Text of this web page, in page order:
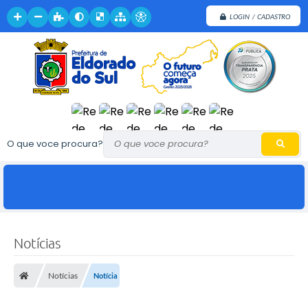
LOGIN / CADASTRO
O que voce procura?
Notícias
Notícias Notícia